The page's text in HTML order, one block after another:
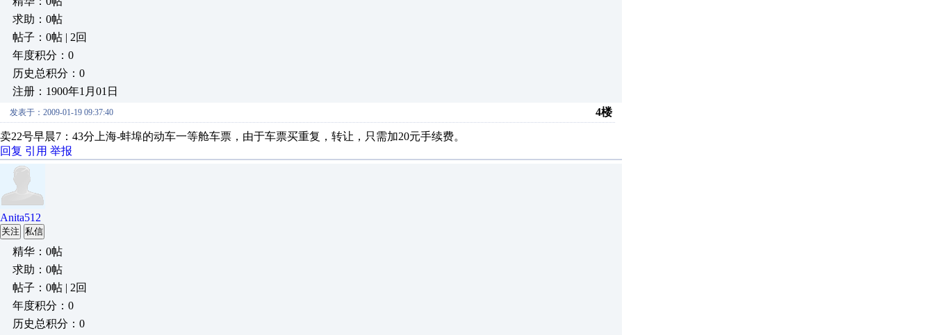
求助：0帖
帖子：0帖 | 2回
年度积分：0
历史总积分：0
注册：1900年1月01日
发表于：2009-01-19 09:37:40 4楼
卖22号早晨7：43分上海-蚌埠的动车一等舱车票，由于车票买重复，转让，只需加20元手续费。
回复 引用 举报
Anita512
关注 私信
精华：0帖
求助：0帖
帖子：0帖 | 2回
年度积分：0
历史总积分：0